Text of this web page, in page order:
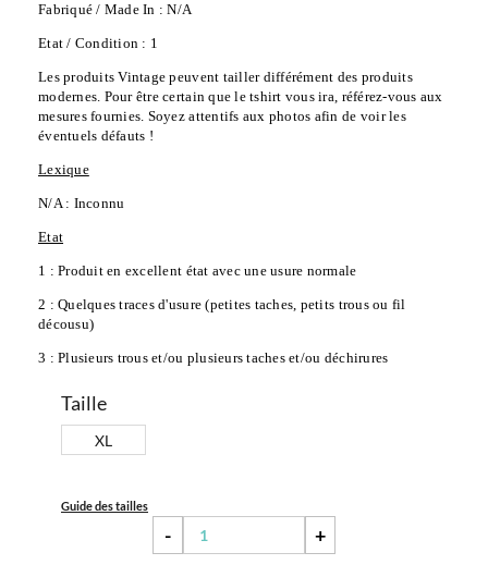
Fabriqué / Made In : N/A
Etat / Condition : 1
Les produits Vintage peuvent tailler différément des produits
modernes. Pour être certain que le tshirt vous ira, référez-vous aux
mesures fournies. Soyez attentifs aux photos afin de voir les
éventuels défauts !
Lexique
N/A : Inconnu
Etat
1 : Produit en excellent état avec une usure normale
2 : Quelques traces d'usure (petites taches, petits trous ou fil
décousu)
3 : Plusieurs trous et/ou plusieurs taches et/ou déchirures
Taille
XL
Guide des tailles
- +